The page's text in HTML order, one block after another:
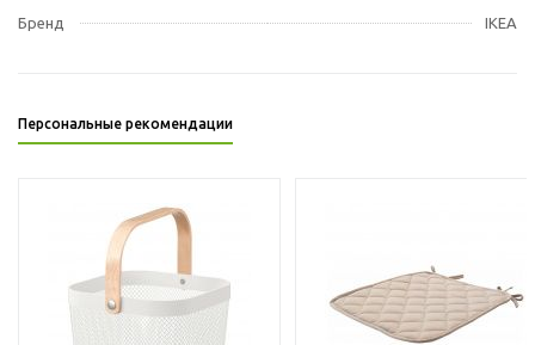
Бренд IKEA
Персональные рекомендации